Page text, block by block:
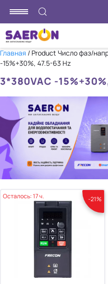
Главная / Product Число фаз/
-15%+30%, 47.5-63 Hz
3*380VAC -
Осталось: 17 ч. -21%